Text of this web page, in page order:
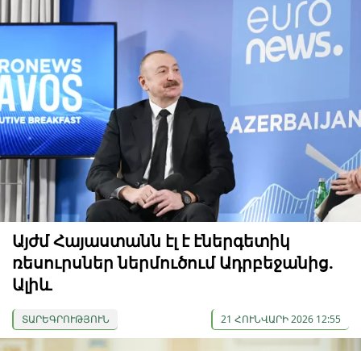
Այժմ Հայաստանն էլ է էներգետիկ
ռեսուրսներ ներմուծում Ադրբեջանից.
Ալիև
ՏԱՐԵԳՐՈՒԹՅՈՒՆ 21 ՀՈՒՆՎԱՐԻ 2026 12:55